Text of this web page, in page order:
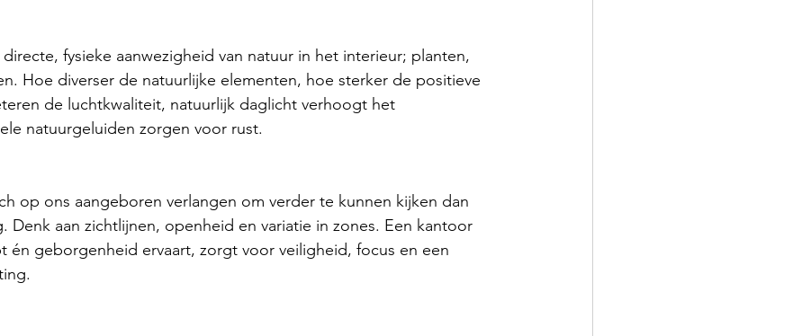
fysieke aanwezigheid van natuur in het interieur; planten,
Hoe diverser de natuurlijke elementen, hoe sterker de positieve
de luchtkwaliteit, natuurlijk daglicht verhoogt het
natuurgeluiden zorgen voor rust.
op ons aangeboren verlangen om verder te kunnen kijken dan
Denk aan zichtlijnen, openheid en variatie in zones. Een kantoor
én geborgenheid ervaart, zorgt voor veiligheid, focus en een